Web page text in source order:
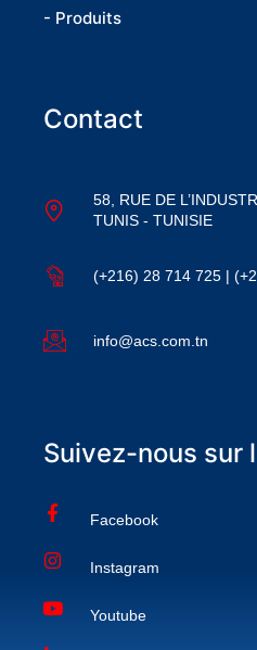
- Produits
Contact
58, RUE DE
TUNIS - TUNISIE
(+216) 28 714 725 |
info@acs.com.tn
Suivez-nous sur
Facebook
Instagram
Youtube